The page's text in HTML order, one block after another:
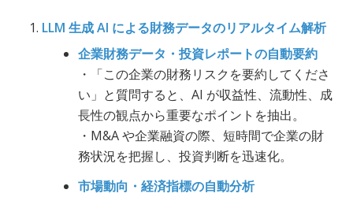
LLM 生成 AI による財務データのリアルタイム解析
企業財務データ・投資レポートの自動要約
・「この企業の財務リスクを要約してくださ
い」と質問すると、AI が収益性、流動性、成
長性の観点から重要なポイントを抽出。
・M&A や企業融資の際、短時間で企業の財
務状況を把握し、投資判断を迅速化。
市場動向・経済指標の自動分析